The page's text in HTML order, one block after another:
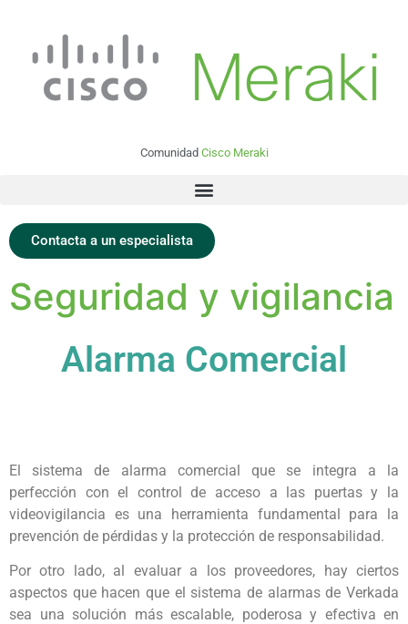
Comunidad Cisco Meraki
Contacta a un especialista
Seguridad y vigilancia
Alarma Comercial
El sistema de alarma comercial que se integra a la
perfección con el control de acceso a las puertas y la
videovigilancia es una herramienta fundamental para la
prevención de pérdidas y la protección de responsabilidad.
Por otro lado, al evaluar a los proveedores, hay ciertos
aspectos que hacen que el sistema de alarmas de Verkada
sea una solución más escalable, poderosa y efectiva en